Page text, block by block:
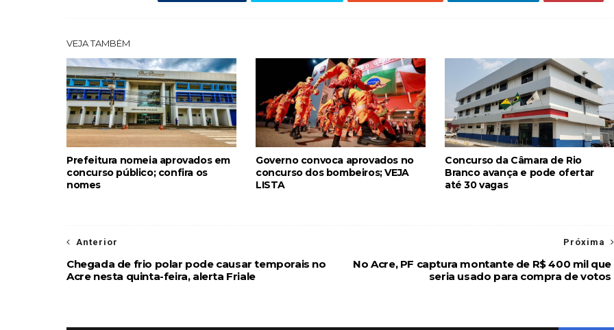
VEJA TAMBÉM
Prefeitura nomeia aprovados em
concurso público; confira os
nomes
Governo convoca aprovados no
concurso dos bombeiros; VEJA
LISTA
Concurso da Câmara de Rio
Branco avança e pode ofertar
até 30 vagas
Próxima
No Acre, PF captura montante de R$ 400 mil que
seria usado para compra de votos
Anterior
Chegada de frio polar pode causar temporais no
Acre nesta quinta-feira, alerta Friale